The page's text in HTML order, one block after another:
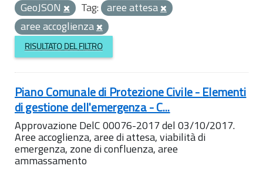
GeoJSON
Tag: aree attesa
aree accoglienza
RISULTATO DEL FILTRO
Piano Comunale di Protezione Civile - Elementi
di gestione dell'emergenza - C...
Approvazione DelC 00076-2017 del 03/10/2017.
Aree accoglienza, aree di attesa, viabilità di
emergenza, zone di confluenza, aree
ammassamento